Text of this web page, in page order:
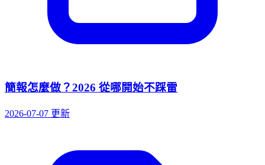
簡報怎麼做？2026 從哪開始不踩雷
2026-07-07 更新